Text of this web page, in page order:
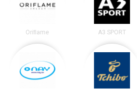
Oriflame A3 SPORT